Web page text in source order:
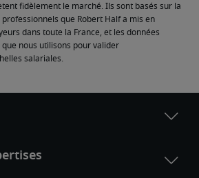
fidèlement le marché. Ils sont basés sur la
que Robert Half a mis en
dans toute la France, et les données
que nous utilisons pour valider
salariales.